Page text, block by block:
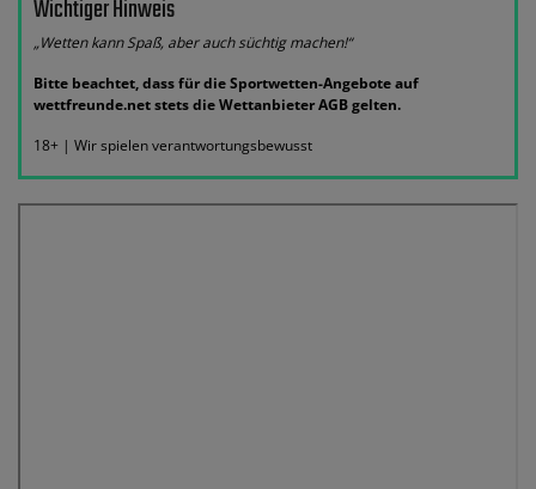
Wichtiger Hinweis
„Wetten kann Spaß, aber auch süchtig machen!“
Bitte beachtet, dass für die Sportwetten-Angebote auf
wettfreunde.net stets die Wettanbieter AGB gelten.
18+ | Wir spielen verantwortungsbewusst